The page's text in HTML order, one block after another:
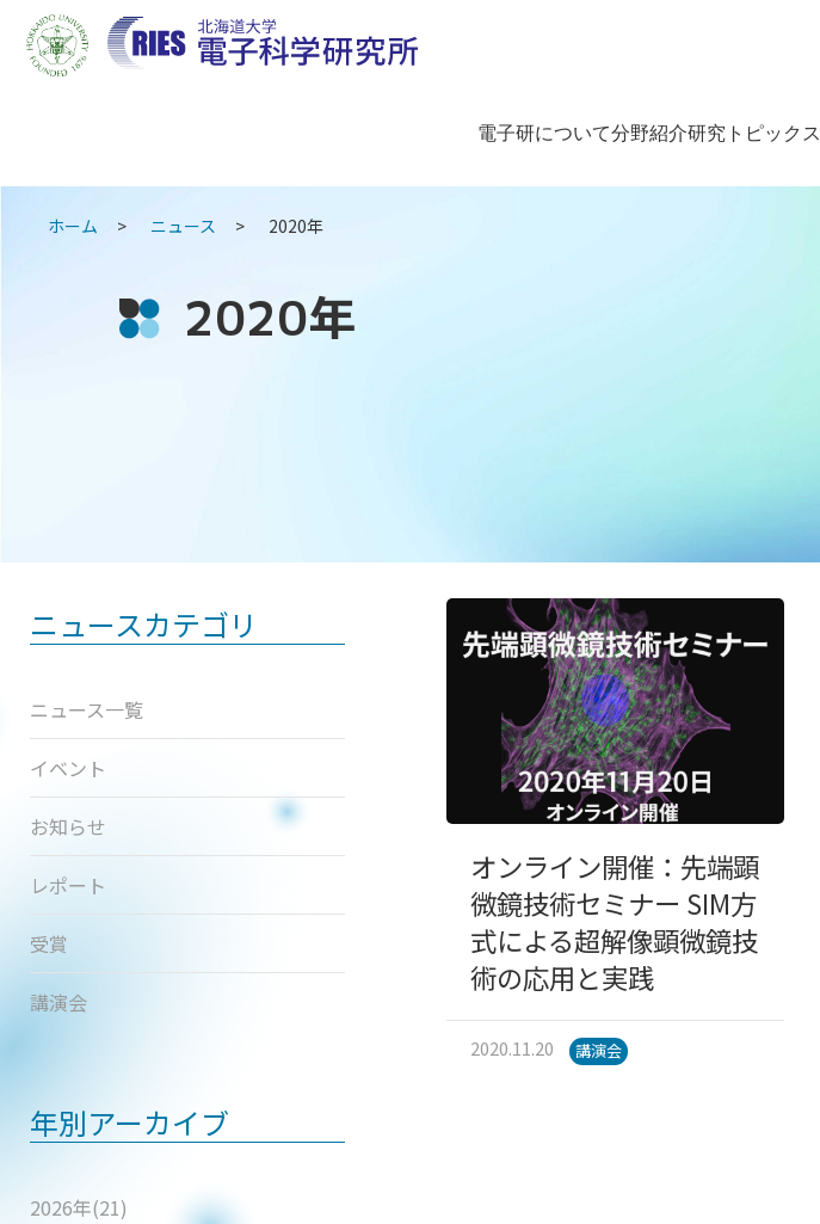
電子研について分野紹介研究トピックス
ホーム ニュース 2020年
2020年
ニュースカテゴリ
ニュース一覧
イベント
お知らせ
レポート
受賞
講演会
年別アーカイブ
2026年(21)
オンライン開催：先端顕
微鏡技術セミナー SIM方
式による超解像顕微鏡技
術の応用と実践
2020.11.20 講演会